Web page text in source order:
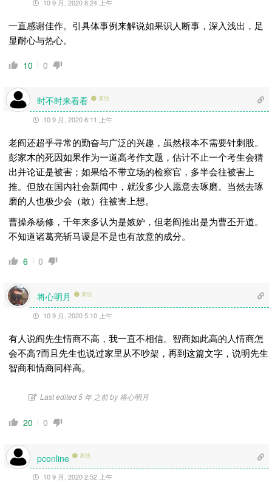
10 9 月, 2020 8:24 上午
一直感谢佳作。引具体事例来解说如果识人断事，深入浅出，足
显耐心与热心。
10 0
时不时来看看 离线
10 9 月, 2020 6:11 上午
老阎还超乎寻常的勤奋与广泛的兴趣，虽然根本不需要针刺股。
彭家木的死因如果作为一道高考作文题，估计不止一个考生会猜
出并论证是被害；如果给不带立场的检察官，多半会往被害上
推。但放在国内社会新闻中，就没多少人愿意去琢磨。当然去琢
磨的人也极少会（敢）往被害上想。
曹操杀杨修，千年来多认为是嫉妒，但老阎推出是为曹丕开道。
不知道诸葛亮斩马谡是不是也有故意的成分。
6 0
将心明月 离线
10 9 月, 2020 5:10 上午
有人说阎先生情商不高，我一直不相信。智商如此高的人情商怎
会不高?而且先生也说过家里从不吵架，再到这篇文字，说明先生
智商和情商同样高。
Last edited 5 年 之前 by 将心明月
20 0
pconline 离线
10 9 月, 2020 2:52 上午